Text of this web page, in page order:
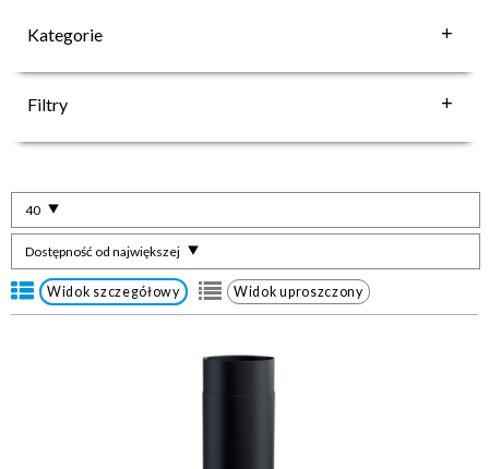
Kategorie
Filtry
Dostępność od największej
40
Widok szczegółowy Widok uproszczony